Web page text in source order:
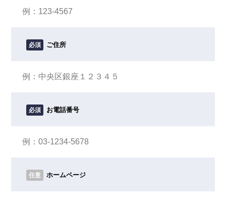
必須 ご住所
必須 お電話番号
任意 ホームページ